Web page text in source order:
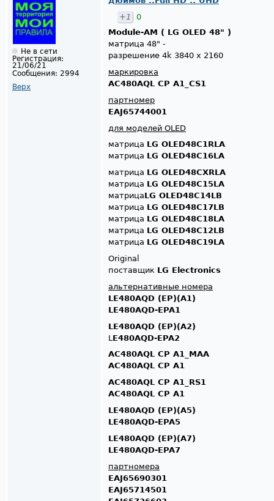
Не в сети
Регистрация:
21/06/21
Сообщения: 2994
Верх
+1
0
Module-AM ( LG OLED 48" )
матрица 48" -
разрешение 4k 3840 x 2160
маркировка
AC480AQL CP A1_CS1
партномер
EAJ65744001
для моделей OLED
матрица LG OLED48C1RLA
матрица LG OLED48C16LA
матрица LG OLED48CXRLA
матрица LG OLED48C15LA
матрицаLG OLED48C14LB
матрица LG OLED48C17LB
матрица LG OLED48C18LA
матрица LG OLED48C12LB
матрица LG OLED48C19LA
Original
поставщик LG Electronics
альтернативные номера
LE480AQD (EP)(A1)
LE480AQD-EPA1
LE480AQD (EP)(A2)
L E480AQD-EPA2
AC480AQL CP A1_MAA
AC480AQL CP A1
AC480AQL CP A1_RS1
AC480AQL CP A1
LE480AQD (EP)(A5)
LE480AQD-EPA5
LE480AQD (EP)(A7)
LE480AQD-EPA7
партномера
EAJ65690301
EAJ65714501